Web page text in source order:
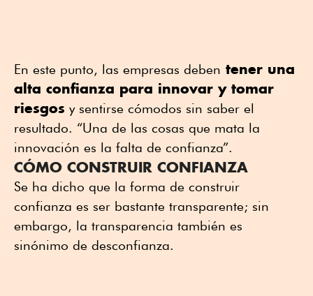
En este punto, las empresas deben tener una
alta confianza para innovar y tomar
riesgos y sentirse cómodos sin saber el
resultado. “Una de las cosas que mata la
innovación es la falta de confianza”.
CÓMO CONSTRUIR CONFIANZA
Se ha dicho que la forma de construir
confianza es ser bastante transparente; sin
embargo, la transparencia también es
sinónimo de desconfianza.